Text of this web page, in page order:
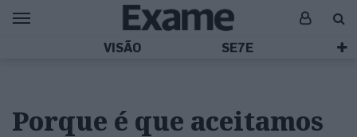
VISÃO SE7E
Porque é que aceitamos